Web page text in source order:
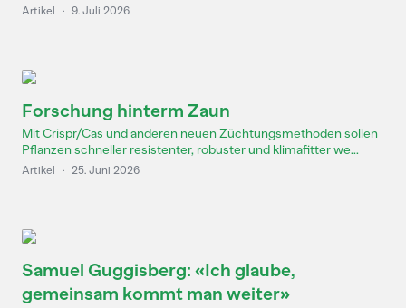
Artikel · 9. Juli 2026
Forschung hinterm Zaun
Mit Crispr/Cas und anderen neuen Züchtungsmethoden sollen
Pflanzen schneller resistenter, robuster und klimafitter we...
Artikel · 25. Juni 2026
Samuel Guggisberg: «Ich glaube,
gemeinsam kommt man weiter»